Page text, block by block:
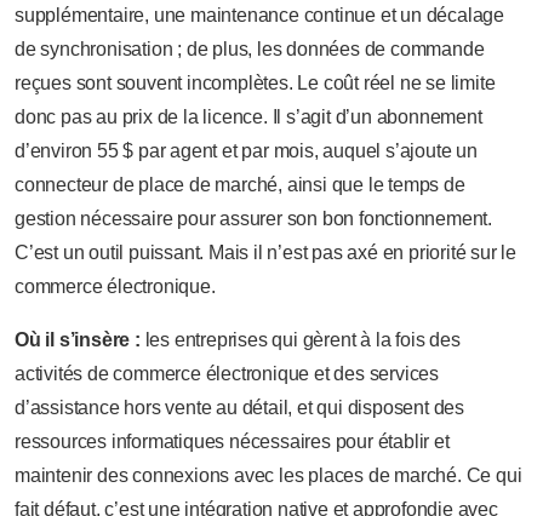
supplémentaire, une maintenance continue et un décalage
de synchronisation ; de plus, les données de commande
reçues sont souvent incomplètes. Le coût réel ne se limite
donc pas au prix de la licence. Il s’agit d’un abonnement
d’environ 55 $ par agent et par mois, auquel s’ajoute un
connecteur de place de marché, ainsi que le temps de
gestion nécessaire pour assurer son bon fonctionnement.
C’est un outil puissant. Mais il n’est pas axé en priorité sur le
commerce électronique.
Où il s’insère : les entreprises qui gèrent à la fois des
activités de commerce électronique et des services
d’assistance hors vente au détail, et qui disposent des
ressources informatiques nécessaires pour établir et
maintenir des connexions avec les places de marché. Ce qui
fait défaut, c’est une intégration native et approfondie avec